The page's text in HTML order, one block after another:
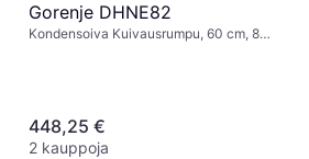
Gorenje DHNE82
Kondensoiva Kuivausrumpu, 60 cm, 8
448,25 €
2 kauppoja